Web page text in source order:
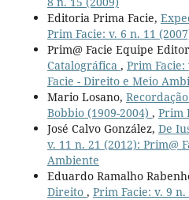
Editoria Prima Facie,
Prim Facie: v. 6 n. 11
Prim@ Facie Equipe
Catalográfica , Prim Facie:
Facie - Direito e Meio
Mario Losano,
Bobbio (1909-2004) , Prim
José Calvo González, De
v. 11 n. 21 (2012): Prim@
Ambiente
Eduardo Ramalho
Direito , Prim Facie: v. 9 n.